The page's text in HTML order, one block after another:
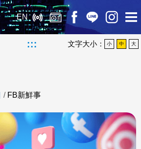
EN
::: 文字大小： 小 中 大
/ FB新鮮事